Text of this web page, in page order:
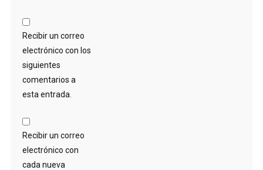
Recibir un correo
electrónico con los
siguientes
comentarios a
esta entrada.
Recibir un correo
electrónico con
cada nueva